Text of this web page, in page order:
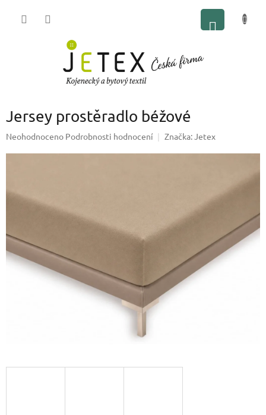
Jersey prostěradlo béžové
Průměrné
z
Neohodnoceno Podrobnosti hodnocení Značka:Jetex